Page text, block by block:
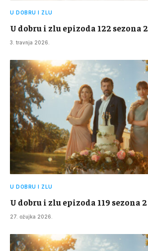
U DOBRU I ZLU
U dobru i zlu epizoda 122 sezona 2
3. travnja 2026.
U DOBRU I ZLU
U dobru i zlu epizoda 119 sezona 2
27. ožujka 2026.